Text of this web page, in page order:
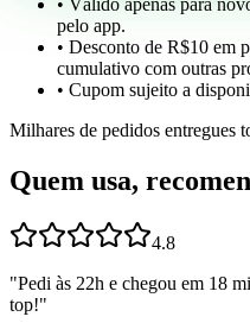
pelo app.
• Desconto de R$10 em
cumulativo com outras
• Cupom sujeito a
Milhares de pedidos entregues
Quem usa,
4.8
"Pedi às 22h e chegou em 18
top!"